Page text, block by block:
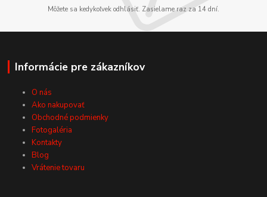
Môžete sa kedykoľvek odhlásiť. Zasielame raz za 14 dní.
Informácie pre zákazníkov
O nás
Ako nakupovať
Obchodné podmienky
Fotogaléria
Kontakty
Blog
Vrátenie tovaru